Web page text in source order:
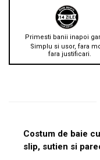
Primesti banii inapoi
Simplu si usor, fara
fara justificari.
Costum de baie
slip, sutien si